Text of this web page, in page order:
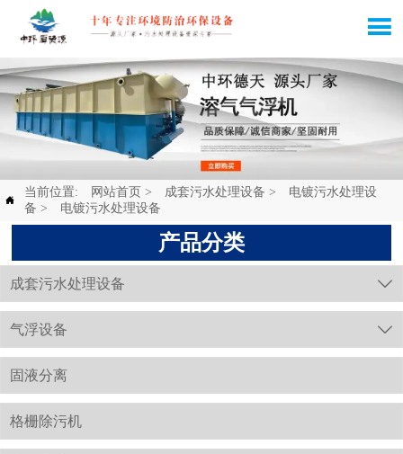


当前位置: 网站首页 > 成套污水处理设备 >
电镀污水处理设
备 > 电镀污水处理设备
产品分类
成套污水处理设备 
气浮设备 
固液分离
格栅除污机